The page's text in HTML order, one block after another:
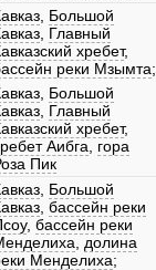
Большой
Главный
хребет,
реки Мзымта;
Большой
Главный
хребет,
Аибга
гора
Пик
Большой
бассейн реки
, бассейн реки
долина
Менделиха;